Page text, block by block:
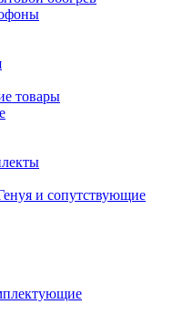
товары
и сопутствующие